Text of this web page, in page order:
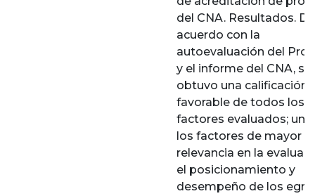
del CNA. Resultados. De
acuerdo con la
autoevaluación del
y el informe del CNA, se
obtuvo una calificación
favorable de todos los
factores evaluados;
los factores de mayor
relevancia en la
el posicionamiento y
desempeño de los